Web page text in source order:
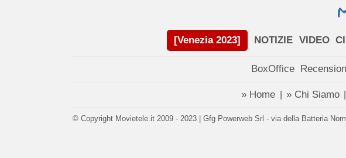
[Venezia 2023] NOTIZIE VIDEO
BoxOffice
» Home » Chi Siamo
© Copyright Movietele.it 2009 - 2023 | Gfg Powerweb Srl - via della Batteria